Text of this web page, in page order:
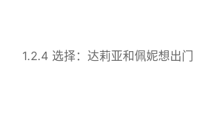
1.2.4 选择：达莉亚和佩妮想出门